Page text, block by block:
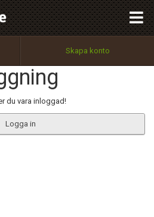
Skapa konto
du vara inloggad!
Logga in
Utför
100%
OK
Tillbaka till förstasidan